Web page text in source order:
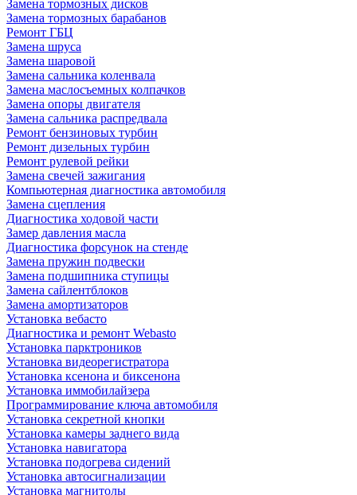
Замена тормозных дисков
Замена тормозных барабанов
Ремонт ГБЦ
Замена шруса
Замена шаровой
Замена сальника коленвала
Замена маслосъемных колпачков
Замена опоры двигателя
Замена сальника распредвала
Ремонт бензиновых турбин
Ремонт дизельных турбин
Ремонт рулевой рейки
Замена свечей зажигания
Компьютерная диагностика автомобиля
Замена сцепления
Диагностика ходовой части
Замер давления масла
Диагностика форсунок на стенде
Замена пружин подвески
Замена подшипника ступицы
Замена сайлентблоков
Замена амортизаторов
Установка вебасто
Диагностика и ремонт Webasto
Установка парктроников
Установка видеорегистратора
Установка ксенона и биксенона
Установка иммобилайзера
Программирование ключа автомобиля
Установка секретной кнопки
Установка камеры заднего вида
Установка навигатора
Установка подогрева сидений
Установка автосигнализации
Установка магнитолы